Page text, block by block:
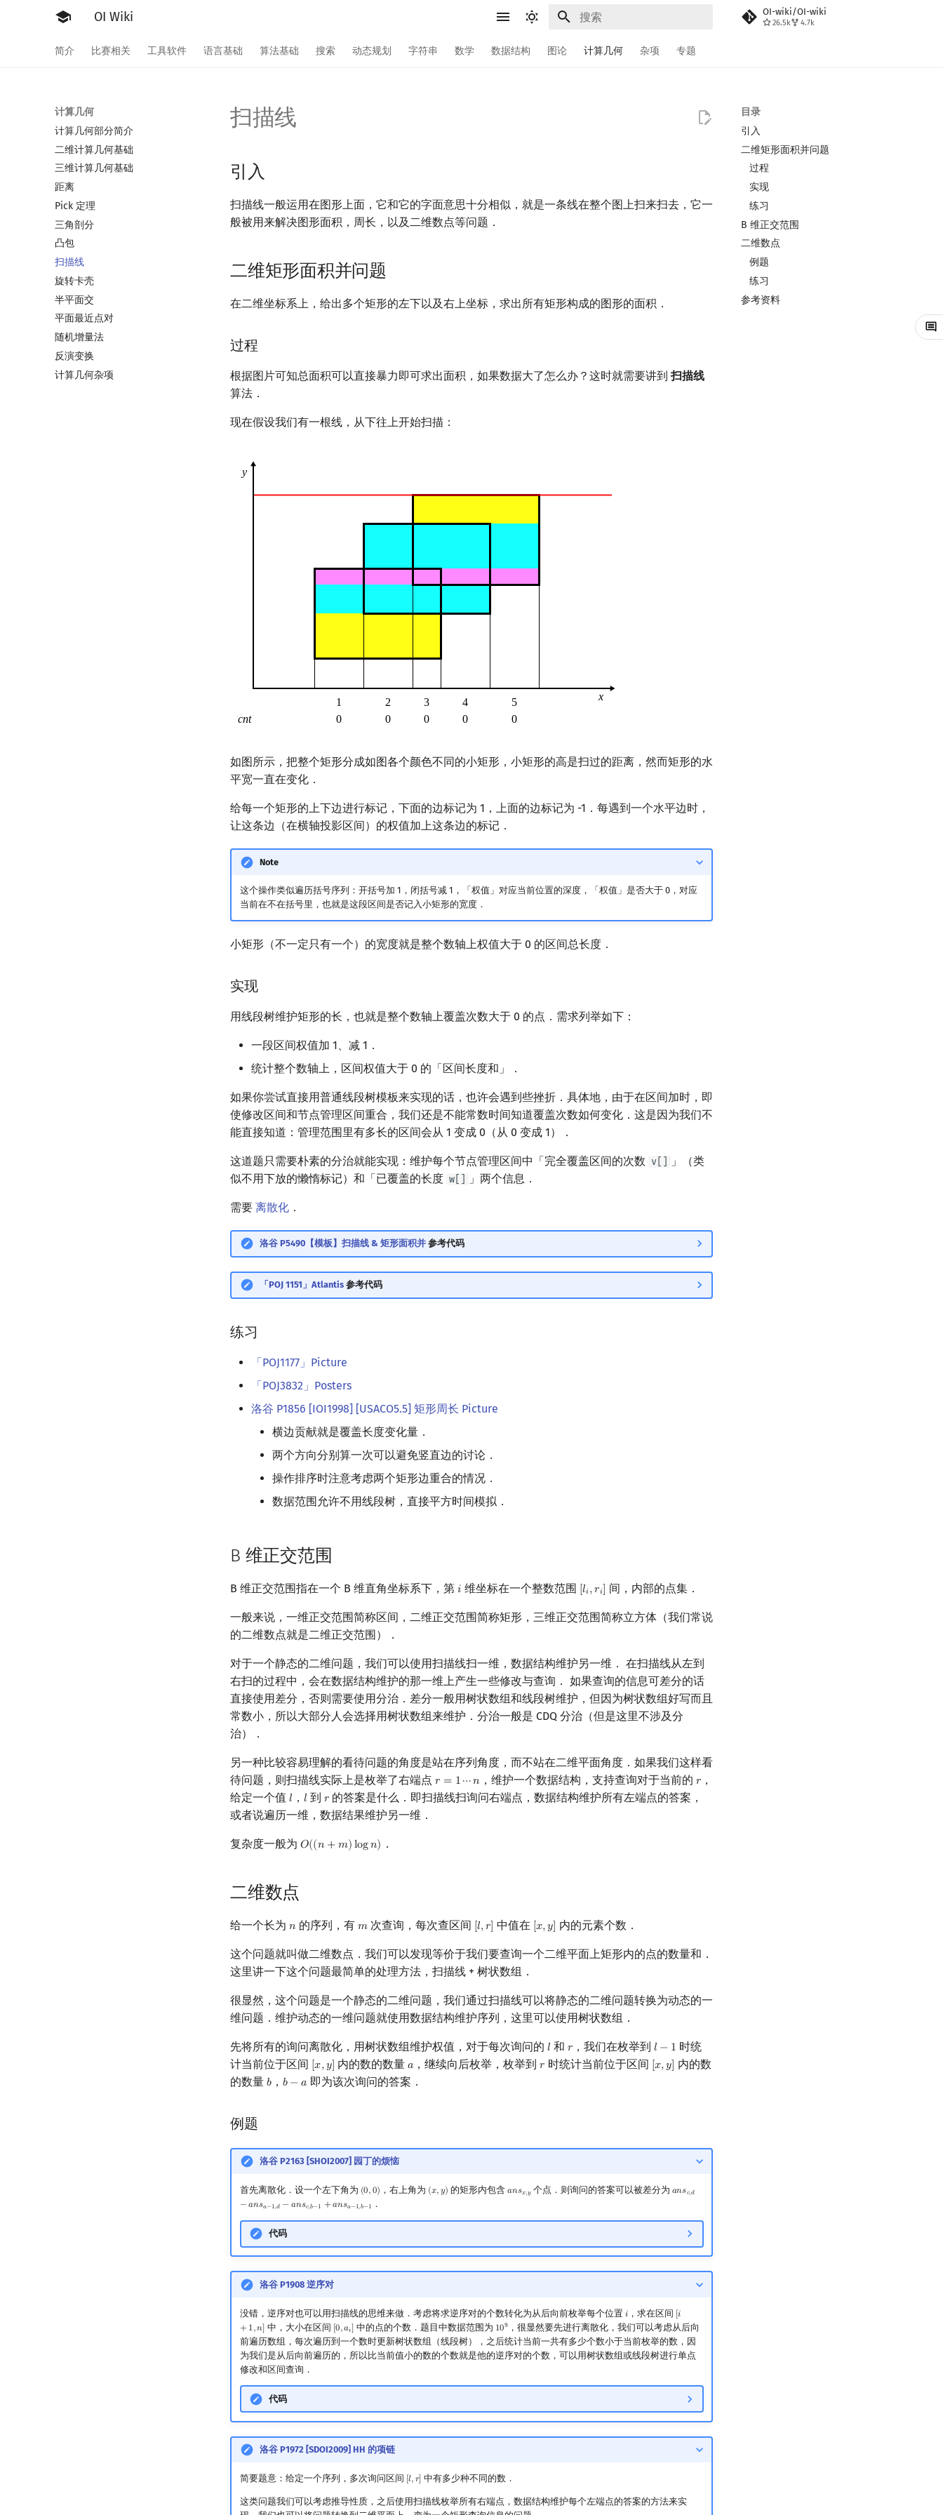
OI Wiki OI-wiki/OI-wiki
26.5k 4.7k
简介 比赛相关 工具软件 语言基础 算法基础 搜索 动态规划 字符串 数学 数据结构 图论 计算几何 杂项 专题
计算几何
计算几何部分简介
二维计算几何基础
三维计算几何基础
距离
Pick 定理
三角剖分
凸包
扫描线
旋转卡壳
半平面交
平面最近点对
随机增量法
反演变换
计算几何杂项
目录
引入
二维矩形面积并问题
过程
实现
练习
B 维正交范围
二维数点
例题
练习
参考资料
扫描线
引入
扫描线一般运用在图形上面，它和它的字面意思十分相似，就是一条线在整个图上扫来扫去，它一
般被用来解决图形面积，周长，以及二维数点等问题．
二维矩形面积并问题
在二维坐标系上，给出多个矩形的左下以及右上坐标，求出所有矩形构成的图形的面积．
过程
根据图片可知总面积可以直接暴力即可求出面积，如果数据大了怎么办？这时就需要讲到扫描线
算法．
现在假设我们有一根线，从下往上开始扫描：
如图所示，把整个矩形分成如图各个颜色不同的小矩形，小矩形的高是扫过的距离，然而矩形的水
平宽一直在变化．
给每一个矩形的上下边进行标记，下面的边标记为 1，上面的边标记为 -1．每遇到一个水平边时，
让这条边（在横轴投影区间）的权值加上这条边的标记．
Note
这个操作类似遍历括号序列：开括号加 1，闭括号减 1，「权值」对应当前位置的深度，「权值」是否大于 0，对应
当前在不在括号里，也就是这段区间是否记入小矩形的宽度．
小矩形（不一定只有一个）的宽度就是整个数轴上权值大于 0 的区间总长度．
实现
用线段树维护矩形的长，也就是整个数轴上覆盖次数大于 0 的点．需求列举如下：
一段区间权值加 1、减 1．
统计整个数轴上，区间权值大于 0 的「区间长度和」．
如果你尝试直接用普通线段树模板来实现的话，也许会遇到些挫折．具体地，由于在区间加时，即
使修改区间和节点管理区间重合，我们还是不能常数时间知道覆盖次数如何变化．这是因为我们不
能直接知道：管理范围里有多长的区间会从 1 变成 0（从 0 变成 1）．
这道题只需要朴素的分治就能实现：维护每个节点管理区间中「完全覆盖区间的次数 v[]
」（类
似不用下放的懒惰标记）和「已覆盖的长度 w[] 」两个信息．
需要 离散化 ．
洛谷 P5490【模板】扫描线 & 矩形面积并参考代码
「POJ 1151」Atlantis参考代码
练习
「POJ1177」Picture
「POJ3832」Posters
洛谷 P1856 [IOI1998] [USACO5.5] 矩形周长 Picture
横边贡献就是覆盖长度变化量．
两个方向分别算一次可以避免竖直边的讨论．
操作排序时注意考虑两个矩形边重合的情况．
数据范围允许不用线段树，直接平方时间模拟．
B 维正交范围
B 维正交范围指在一个 B 维直角坐标系下，第 𝑖
i 维坐标在一个整数范围 [𝑙𝑖,𝑟𝑖]
[li,ri] 间，内部的点集．
一般来说，一维正交范围简称区间，二维正交范围简称矩形，三维正交范围简称立方体（我们常说
的二维数点就是二维正交范围）．
对于一个静态的二维问题，我们可以使用扫描线扫一维，数据结构维护另一维． 在扫描线从左到
右扫的过程中，会在数据结构维护的那一维上产生一些修改与查询． 如果查询的信息可差分的话
直接使用差分，否则需要使用分治．差分一般用树状数组和线段树维护，但因为树状数组好写而且
常数小，所以大部分人会选择用树状数组来维护．分治一般是 CDQ 分治（但是这里不涉及分
治）．
另一种比较容易理解的看待问题的角度是站在序列角度，而不站在二维平面角度．如果我们这样看
待问题，则扫描线实际上是枚举了右端点 𝑟 = 1⋯𝑛
r=1⋯ n ，维护一个数据结构，支持查询对于当前的 𝑟
r ，
给定一个值 𝑙l ， 𝑙l 到 𝑟
r的答案是什么．即扫描线扫询问右端点，数据结构维护所有左端点的答案，
或者说遍历一维，数据结果维护另一维．
复杂度一般为 𝑂((𝑛 +𝑚)log𝑛)
O((n+ m )logn) ．
二维数点
给一个长为 𝑛
n 的序列，有 𝑚
m次查询，每次查区间 [𝑙,𝑟]
[l,r] 中值在 [𝑥,𝑦]
[x,y] 内的元素个数．
这个问题就叫做二维数点．我们可以发现等价于我们要查询一个二维平面上矩形内的点的数量和．
这里讲一下这个问题最简单的处理方法，扫描线 + 树状数组．
很显然，这个问题是一个静态的二维问题，我们通过扫描线可以将静态的二维问题转换为动态的一
维问题．维护动态的一维问题就使用数据结构维护序列，这里可以使用树状数组．
先将所有的询问离散化，用树状数组维护权值，对于每次询问的 𝑙l 和 𝑟
r，我们在枚举到 𝑙 − 1
l −1
时统
计当前位于区间 [𝑥,𝑦]
[x,y] 内的数的数量 𝑎
a ，继续向后枚举，枚举到𝑟
r 时统计当前位于区间 [𝑥,𝑦]
[x,y] 内的数
的数量 𝑏
b， 𝑏−𝑎
b −a 即为该次询问的答案．
例题
洛谷 P2163 [SHOI2007] 园丁的烦恼
首先离散化．设一个左下角为 (0,0)
(0,0) ，右上角为 (𝑥,𝑦)
(x,y ) 的矩形内包含𝑎𝑛𝑠𝑥,𝑦
ansx,y个点．则询问的答案可以被差分为 𝑎𝑛𝑠𝑐,𝑑
−𝑎𝑛𝑠𝑎−1,𝑑 − 𝑎𝑛𝑠𝑐,𝑏−1 +𝑎𝑛𝑠𝑎−1,𝑏−1
ansc,d
．
代码
洛谷 P1908 逆序对
没错，逆序对也可以用扫描线的思维来做．考虑将求逆序对的个数转化为从后向前枚举每个位置 𝑖i，求在区间 [𝑖
+ 1,𝑛]
[i
中，大小在区间 [0,𝑎𝑖]
[0,ai] 中的点的个数．题目中数据范围为 109
109 ，很显然要先进行离散化，我们可以考虑从后向
前遍历数组，每次遍历到一个数时更新树状数组（线段树），之后统计当前一共有多少个数小于当前枚举的数，因
为我们是从后向前遍历的，所以比当前值小的数的个数就是他的逆序对的个数，可以用树状数组或线段树进行单点
修改和区间查询．
代码
洛谷 P1972 [SDOI2009] HH 的项链
简要题意：给定一个序列，多次询问区间 [𝑙,𝑟]
[l, r] 中有多少种不同的数．
这类问题我们可以考虑推导性质，之后使用扫描线枚举所有右端点，数据结构维护每个左端点的答案的方法来实